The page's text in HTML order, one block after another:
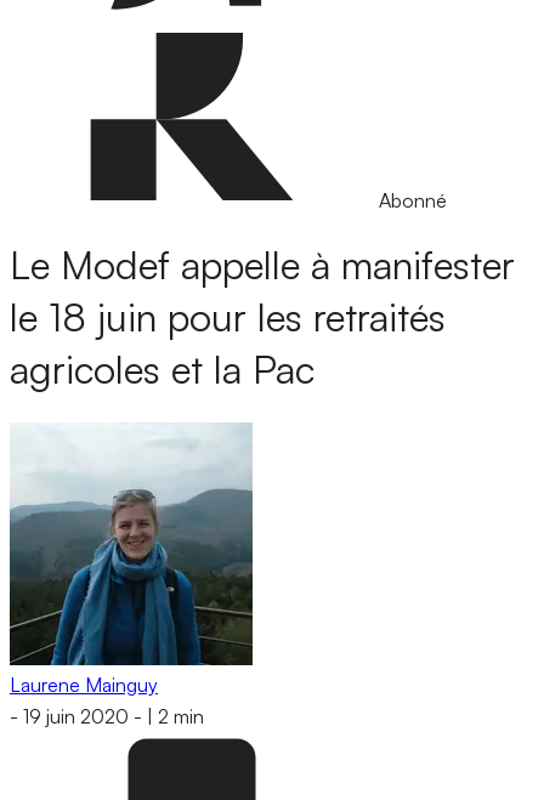
Abonné
Le Modef appelle à manifester
le 18 juin pour les retraités
agricoles et la Pac
Laurene Mainguy
- 19 juin 2020 - 2 min